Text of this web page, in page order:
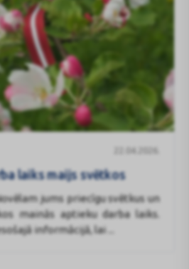
22.04.2026.
laiks maijs svētkos
jums priecīgu svētkus un
mainās aptieku darba laiks.
informācijā, lai ...